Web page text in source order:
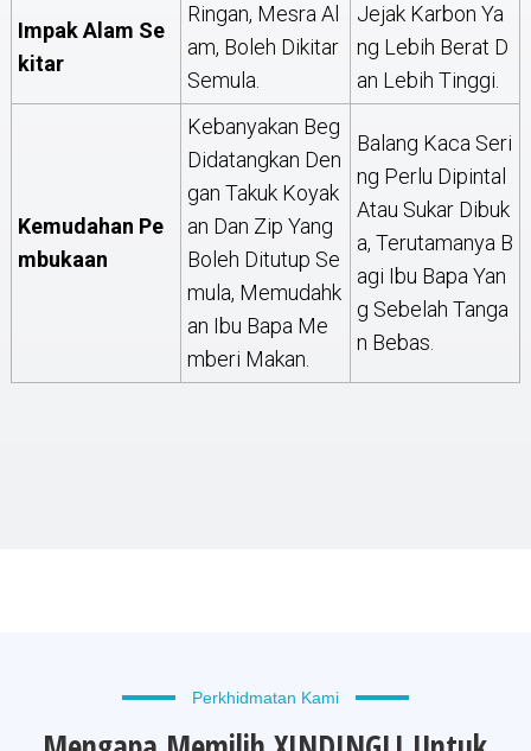
Impak Alam Se
Kitar
Ringan, Mesra Al
Am, Boleh Dikitar
Semula.
Jejak Karbon Ya
Ng Lebih Berat D
An Lebih Tinggi.
Kemudahan Pe
Mbukaan
Kebanyakan Beg
Didatangkan Den
Gan Takuk Koyak
An Dan Zip Yang
Boleh Ditutup Se
Mula, Memudahk
An Ibu Bapa Me
Mberi Makan.
Balang Kaca Seri
Ng Perlu Dipintal
Atau Sukar Dibuk
A, Terutamanya B
Agi Ibu Bapa Yan
G Sebelah Tanga
N Bebas.
Perkhidmatan Kami